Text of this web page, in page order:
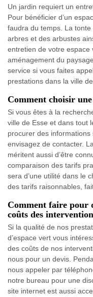
Un jardin requiert un
Pour bénéficier d’un
faudra du temps. La tonte
arbres et des arbustes
entretien de votre espace
aménagement du
service si vous faites
prestations dans la ville
Comment choisir
Si vous êtes à la
ville de Esse et dans tout
procurer des
envisagez de contacter.
méritent aussi d’être
comparaison des tarifs
sera d’une utilité dans le
des tarifs raisonnables,
Comment faire pour
coûts des
Si la qualité de nos
d’espace vert vous
des coûts de nos
nous pour un devis.
nous appeler par
notre bureau pour une
site internet est aussi